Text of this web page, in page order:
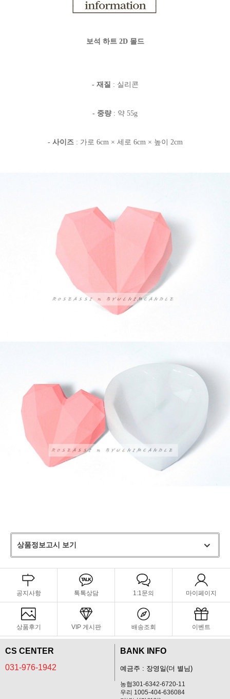
보석 하트 2D 몰드
- 재질 : 실리콘
- 중량: 약 55g
- 사이즈: 가로 6cm × 세로 6cm × 높이 2cm
상품정보고시 보기
공지사항 톡톡상담 1:1문의 마이페이지
상품후기 VIP 게시판 배송조회 이벤트
CS CENTER
031-976-1942
BANK INFO
예금주 : 장영일(더 별님)
농협301-6342-6720-11
우리 1005-404-636084